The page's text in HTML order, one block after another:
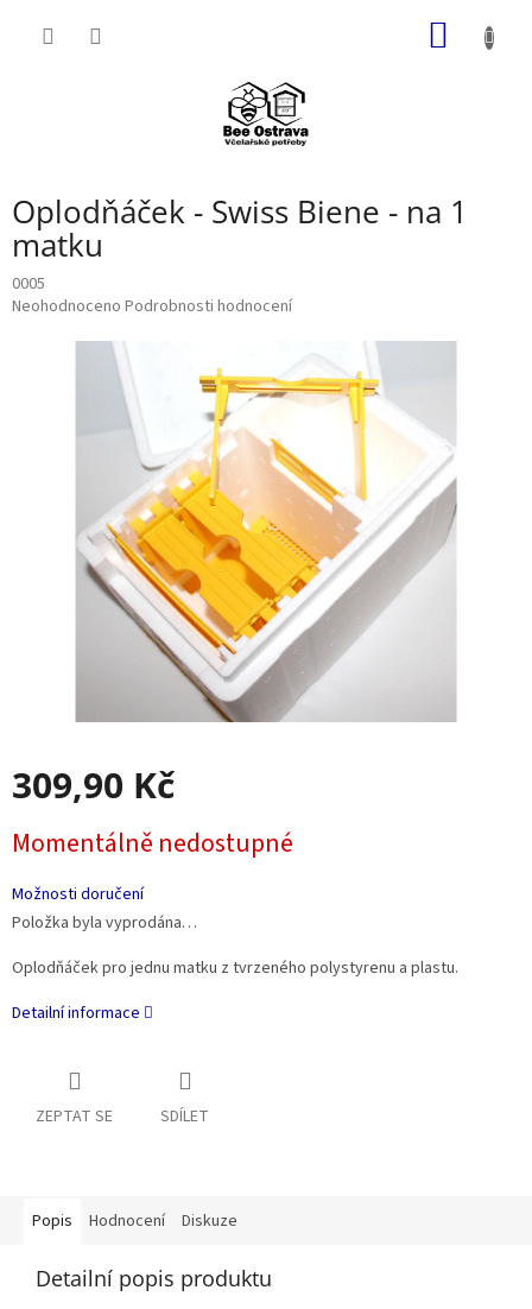
Oplodňáček - Swiss Biene - na 1
matku
0005
Průměrné
Neohodnoceno Podrobnosti hodnocení
309,90 Kč
cena:
Momentálně nedostupné
Možnosti doručení
Položka byla vyprodána…
Oplodňáček pro jednu matku z tvrzeného polystyrenu a plastu.
Detailní informace
ZEPTAT SE SDÍLET
Popis Hodnocení Diskuze
Detailní popis produktu